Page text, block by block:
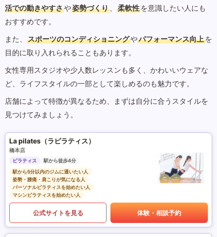
活での動きやすさや姿勢づくり 、 柔軟性 を意識したい人にも
おすすめです。
また、
スポーツのコンディショニングやパフォーマンス向上 を
目的に取り入れられることもあります。
女性専用スタジオや少人数レッスンも多く、かわいいウェアな
ど、ライフスタイルの一部として楽しめるのも魅力です。
店舗によって特徴が異なるため、まずは自分に合うスタイルを
見つけてみましょう。
La pilates（ラピラティス）
橋本店
ピラティス
駅から徒歩4分
駅から5分以内のジムに通いたい人
姿勢・腰痛・肩こりが気になる人
パーソナルピラティスを始めたい人
マシンピラティスを始めたい人
公式サイトを見る 体験・相談予約